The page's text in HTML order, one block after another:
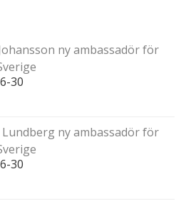
ny ambassadör för
30
Lundberg ny ambassadör för
30